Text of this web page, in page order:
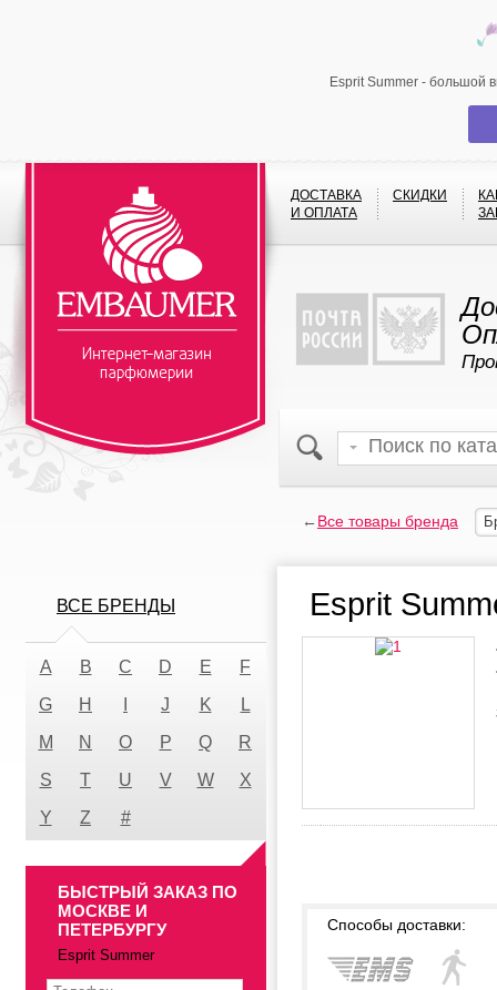
Esprit Summer - большой
ДОСТАВКА
И ОПЛАТА
СКИДКИ
←Все товары бренда
Esprit
Способы доставки:
ВСЕ БРЕНДЫ
A B C D E
F
G
H J K
L
M
N O P Q
R
S
T U V W
X
Y
Z #
БЫСТРЫЙ ЗАКАЗ ПО
МОСКВЕ И
ПЕТЕРБУРГУ
Esprit Summer